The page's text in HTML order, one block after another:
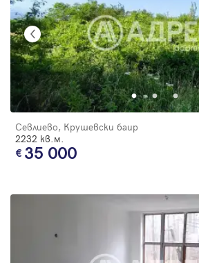
Севлиево, Крушевски баир
2232 кв.м.
35 000